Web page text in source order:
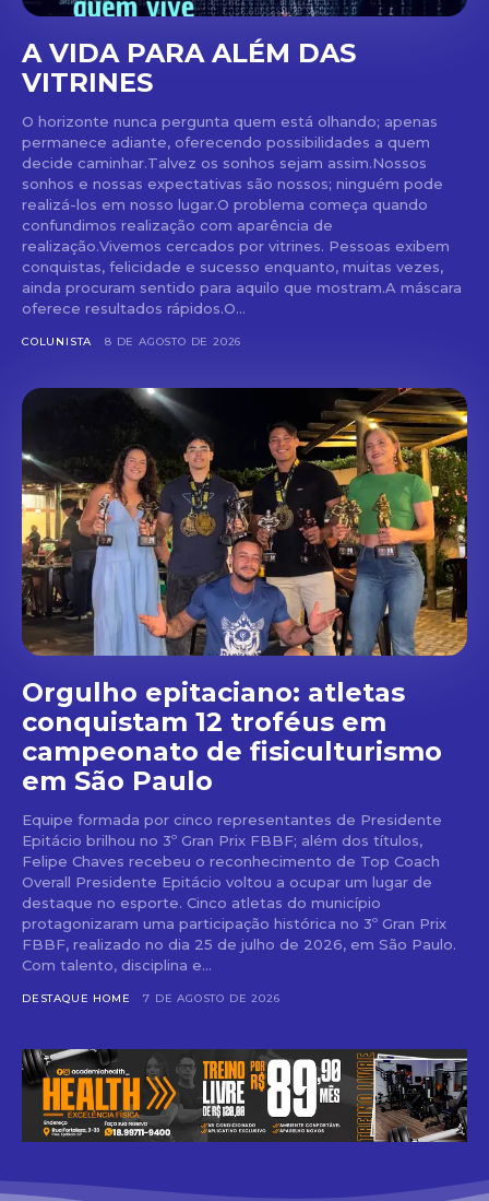
A VIDA PARA ALÉM DAS
VITRINES
O horizonte nunca pergunta quem está olhando; apenas
permanece adiante, oferecendo possibilidades a quem
decide caminhar.Talvez os sonhos sejam assim.Nossos
sonhos e nossas expectativas são nossos; ninguém pode
realizá-los em nosso lugar.O problema começa quando
confundimos realização com aparência de
realização.Vivemos cercados por vitrines. Pessoas exibem
conquistas, felicidade e sucesso enquanto, muitas vezes,
ainda procuram sentido para aquilo que mostram.A máscara
oferece resultados rápidos.O...
COLUNISTA 8 DE AGOSTO DE 2026
Orgulho epitaciano: atletas
conquistam 12 troféus em
campeonato de fisiculturismo
em São Paulo
Equipe formada por cinco representantes de Presidente
Epitácio brilhou no 3º Gran Prix FBBF; além dos títulos,
Felipe Chaves recebeu o reconhecimento de Top Coach
Overall Presidente Epitácio voltou a ocupar um lugar de
destaque no esporte. Cinco atletas do município
protagonizaram uma participação histórica no 3º Gran Prix
FBBF, realizado no dia 25 de julho de 2026, em São Paulo.
Com talento, disciplina e...
DESTAQUE HOME 7 DE AGOSTO DE 2026